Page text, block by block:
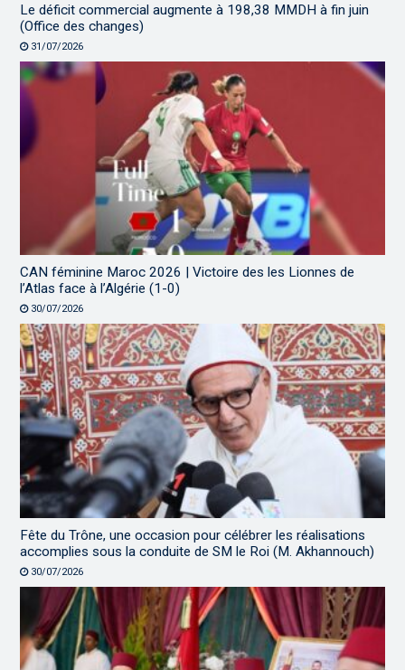
Le déficit commercial augmente à 198,38 MMDH à fin juin
(Office des changes)
31/07/2026
CAN féminine Maroc 2026 | Victoire des les Lionnes de
l’Atlas face à l’Algérie (1-0)
30/07/2026
Fête du Trône, une occasion pour célébrer les réalisations
accomplies sous la conduite de SM le Roi (M. Akhannouch)
30/07/2026